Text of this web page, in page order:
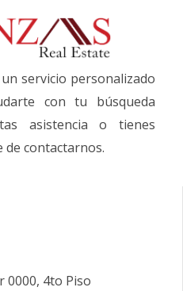
servicio personalizado
con tu búsqueda
asistencia o tienes
contactarnos.
0000, 4to Piso